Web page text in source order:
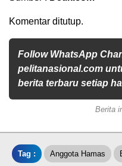
Komentar ditutup.
Follow WhatsApp
pelitanasional.com
berita terbaru setiap
Berita
Tag : Anggota Hamas